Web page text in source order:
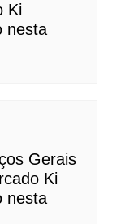
Ki
nesta
Gerais
Ki
nesta